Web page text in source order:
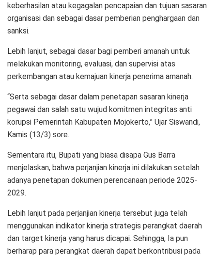
keberhasilan atau kegagalan pencapaian dan tujuan sasaran
organisasi dan sebagai dasar pemberian penghargaan dan
sanksi.
Lebih lanjut, sebagai dasar bagi pemberi amanah untuk
melakukan monitoring, evaluasi, dan supervisi atas
perkembangan atau kemajuan kinerja penerima amanah.
“Serta sebagai dasar dalam penetapan sasaran kinerja
pegawai dan salah satu wujud komitmen integritas anti
korupsi Pemerintah Kabupaten Mojokerto,” Ujar Siswandi,
Kamis (13/3) sore.
Sementara itu, Bupati yang biasa disapa Gus Barra
menjelaskan, bahwa perjanjian kinerja ini dilakukan setelah
adanya penetapan dokumen perencanaan periode 2025-
2029.
Lebih lanjut pada perjanjian kinerja tersebut juga telah
menggunakan indikator kinerja strategis perangkat daerah
dan target kinerja yang harus dicapai. Sehingga, Ia pun
berharap para perangkat daerah dapat berkontribusi pada